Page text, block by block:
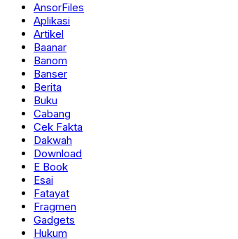
AnsorFiles
Aplikasi
Artikel
Baanar
Banom
Banser
Berita
Buku
Cabang
Cek Fakta
Dakwah
Download
E Book
Esai
Fatayat
Fragmen
Gadgets
Hukum